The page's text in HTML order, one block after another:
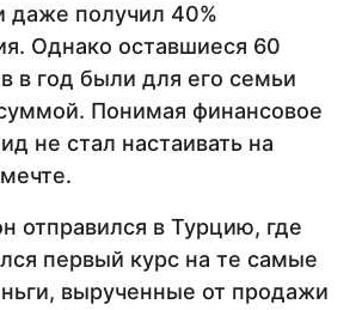
даже получил 40%
Однако оставшиеся 60
в год были для его семьи
Понимая финансовое
не стал настаивать на
отправился в Турцию, где
первый курс на те самые
вырученные от продажи